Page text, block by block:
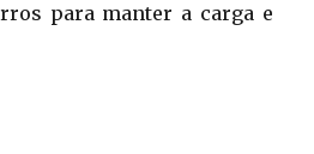
para manter a carga e